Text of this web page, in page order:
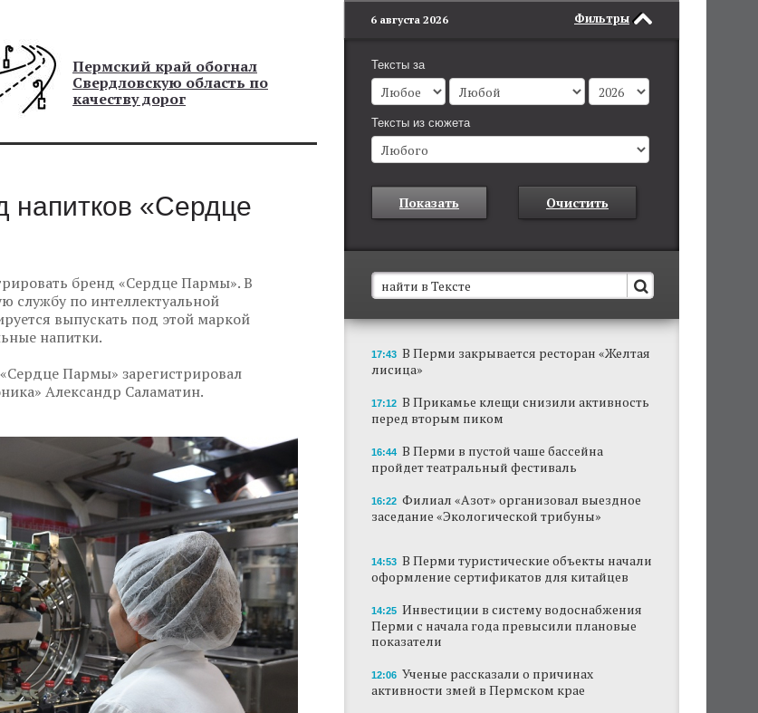
Пермский край обогнал
Свердловскую область по
качеству дорог
напитков «Сердце
бренд «Сердце Пармы». В
службу по интеллектуальной
выпускать под этой маркой
напитки.
Пармы» зарегистрировал
Александр Саламатин.
Фильтры
6 августа 2026
Тексты за
Тексты из сюжета
Показать Очистить
В Пермском крае установят новые станции
обнаружения беспилотников
Они используются для обнаружения и
отслеживания БПЛА в воздухе.
В Перми закрывается ресторан «Желтая
лисица»
театральный фестиваль
Ученые рассказали о причинах активности
змей в Пермском крае
Ученые начали изучение состояния
На одном из участков реки Мулянка
17:43 В Перми закрывается ресторан «Желтая
лисица»
17:12 В Прикамье клещи снизили активность
перед вторым пиком
16:44 В Перми в пустой чаше бассейна
пройдет театральный фестиваль
16:22 Филиал «Азот» организовал выездное
заседание «Экологической трибуны»
14:53 В Перми туристические объекты начали
оформление сертификатов для китайцев
14:25 Инвестиции в систему водоснабжения
Перми с начала года превысили плановые
показатели
12:06 Ученые рассказали о причинах
активности змей в Пермском крае